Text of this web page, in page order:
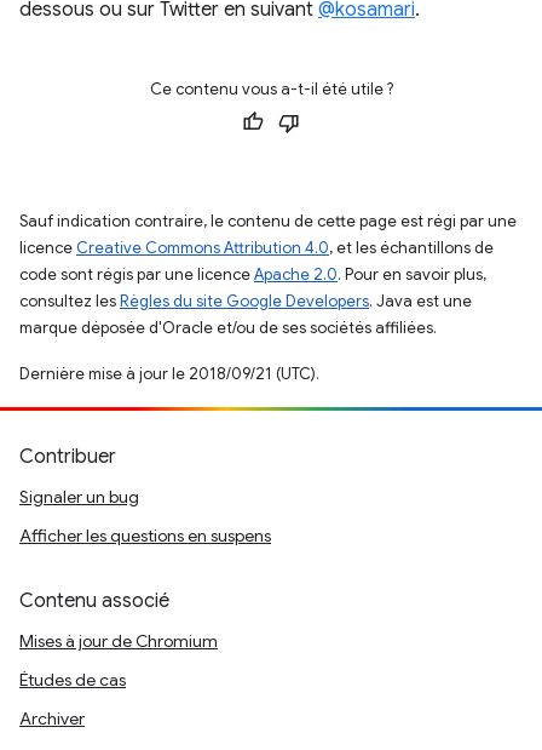
dessous ou sur Twitter en suivant @kosamari.
Ce contenu vous a-t-il été utile ?
Sauf indication contraire, le contenu de cette page est régi par une
licence Creative Commons Attribution 4.0, et les échantillons de
code sont régis par une licenceApache 2.0. Pour en savoir plus,
consultez lesRègles du site Google Developers. Java est une
marque déposée d'Oracle et/ou de ses sociétés affiliées.
Dernière mise à jour le 2018/09/21 (UTC).
Contribuer
Signaler un bug
Afficher les questions en suspens
Contenu associé
Mises à jour de Chromium
Études de cas
Archiver